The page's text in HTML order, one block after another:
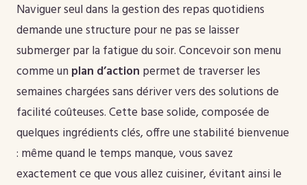
Naviguer seul dans la gestion des repas quotidiens
demande une structure pour ne pas se laisser
submerger par la fatigue du soir. Concevoir son menu
comme un plan d’action permet de traverser les
semaines chargées sans dériver vers des solutions de
facilité coûteuses. Cette base solide, composée de
quelques ingrédients clés, offre une stabilité bienvenue
: même quand le temps manque, vous savez
exactement ce que vous allez cuisiner, évitant ainsi le